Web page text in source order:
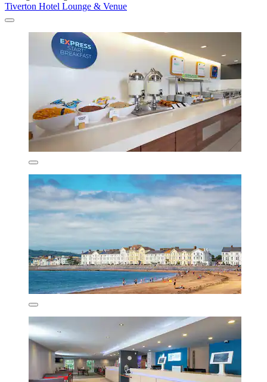
Tiverton Hotel Lounge & Venue